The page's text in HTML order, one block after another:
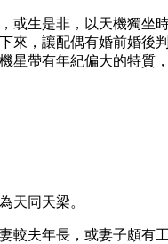
或生是非，以天機獨
來，讓配偶有婚前婚後
星帶有年紀偏大的特
天同天梁。
較夫年長，或妻子頗有